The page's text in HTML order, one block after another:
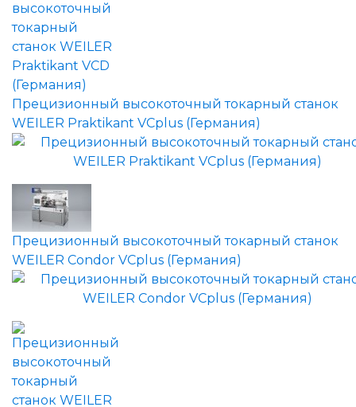
Прецизионный высокоточный токарный станок
WEILER Praktikant VCplus (Германия)
Прецизионный высокоточный токарный станок
WEILER Condor VCplus (Германия)